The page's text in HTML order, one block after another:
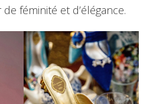
féminité et d’élégance.